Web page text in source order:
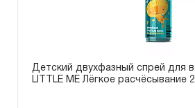
Детский двухфазный спрей для
LITTLE ME Лёгкое расчёсывание